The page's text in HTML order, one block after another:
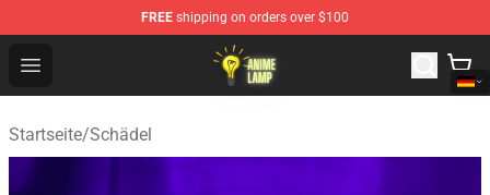
FREE shipping on orders over $100
Open menu
Anime Lamp Shop - The Best Store of Anime Lamp
Startseite/Schädel